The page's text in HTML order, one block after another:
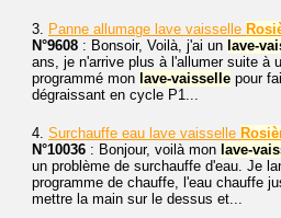
3. Panne allumage lave vaisselle
N°9608 : Bonsoir, Voilà, j'ai un lave-
ans, je n'arrive plus à l'allumer suite à
programmé mon lave-vaisselle pour
dégraissant en cycle P1...
4. Surchauffe eau lave vaisselle
N°10036 : Bonjour, voilà mon lave-
un problème de surchauffe d'eau. Je
programme de chauffe, l'eau chauffe
mettre la main sur le dessus et...